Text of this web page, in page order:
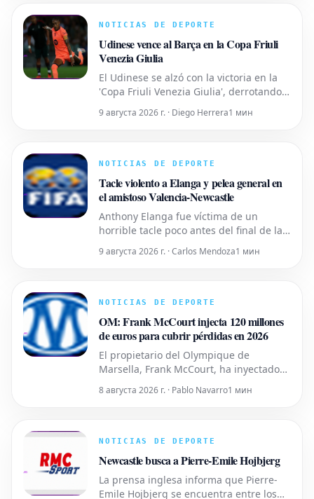
victoria por 3-0 para tomar la delantera
NOTICIAS DE DEPORTE
Udinese vence al Barça en la Copa Friuli
Venezia Giulia
El Udinese se alzó con la victoria en la
'Copa Friuli Venezia Giulia', derrotando
al joven equipo del FC Barcelona por 1-
0. El partido sirvió para presenciar el
amplia rotación de jugadores juveniles.
9 августа 2026 г. · Diego Herrera1 мин
NOTICIAS DE DEPORTE
Tacle violento a Elanga y pelea general en
el amistoso Valencia-Newcastle
Anthony Elanga fue víctima de un
horrible tacle poco antes del final de la
primera mitad del partido de
preparación entre Newcastle y Valencia
roja, provocó el inicio de una pelea
9 августа 2026 г. · Carlos Mendoza1 мин
NOTICIAS DE DEPORTE
OM: Frank McCourt injecta 120 millones
de euros para cubrir pérdidas en 2026
El propietario del Olympique de
Marsella, Frank McCourt, ha inyectado
120 millones de euros en las arcas del
club en lo que va de año para subsanar
terminando en quinta posición en la
imponer
8 августа 2026 г. · Pablo Navarro1 мин
NOTICIAS DE DEPORTE
Newcastle busca a Pierre-Emile Hojbjerg
La prensa inglesa informa que Pierre-
Emile Hojbjerg se encuentra entre los